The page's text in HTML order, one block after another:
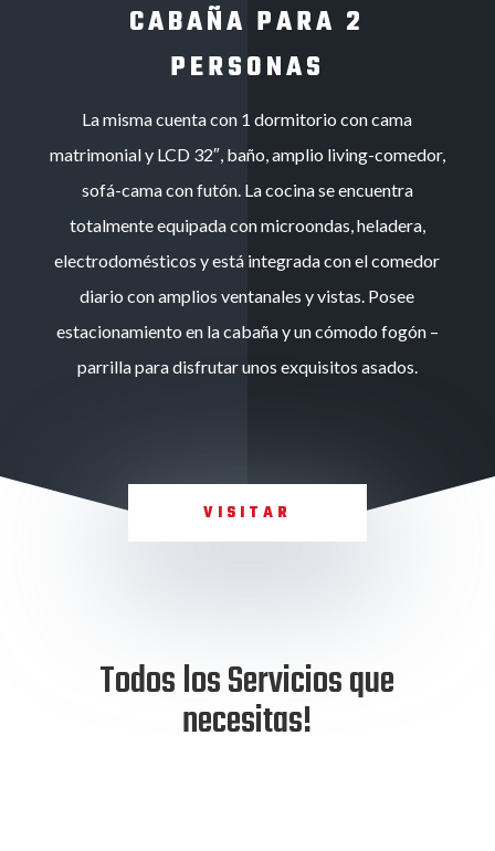
CABAÑA PARA 2
PERSONAS
La misma cuenta con 1 dormitorio con cama
matrimonial y LCD 32″, baño, amplio living-comedor,
sofá-cama con futón. La cocina se encuentra
totalmente equipada con microondas, heladera,
electrodomésticos y está integrada con el comedor
diario con amplios ventanales y vistas. Posee
estacionamiento en la cabaña y un cómodo fogón –
parrilla para disfrutar unos exquisitos asados.
VISITAR
Todos los Servicios que
necesitas!